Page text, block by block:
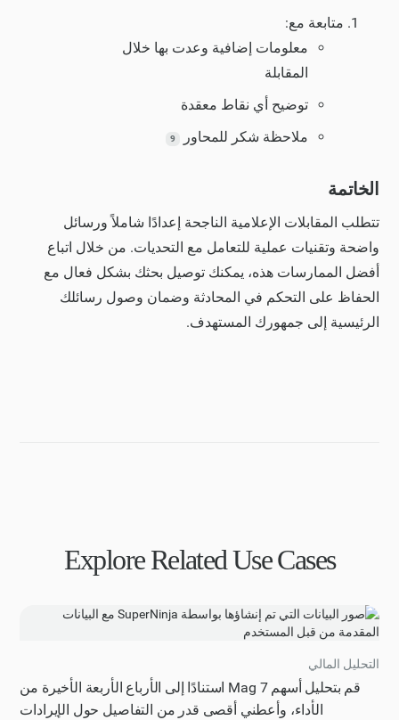
متابعة مع:
معلومات إضافية وعدت بها خلال
المقابلة
توضيح أي نقاط معقدة
ملاحظة شكر للمحاور
9
الخاتمة
تتطلب المقابلات الإعلامية الناجحة إعدادًا شاملاً ورسائل
واضحة وتقنيات عملية للتعامل مع التحديات. من خلال اتباع
أفضل الممارسات هذه، يمكنك توصيل بحثك بشكل فعال مع
الحفاظ على التحكم في المحادثة وضمان وصول رسائلك
الرئيسية إلى جمهورك المستهدف.
Explore Related Use Cases
التحليل المالي
قم بتحليل أسهم Mag 7 استنادًا إلى الأرباع الأربعة الأخيرة من
الأداء، وأعطني أقصى قدر من التفاصيل حول الإيرادات